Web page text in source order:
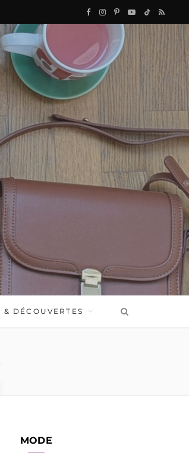
F
c
o
k
I
s
g
a
P
r
Y
b
e
T
k
R
& DÉCOUVERTES
MODE